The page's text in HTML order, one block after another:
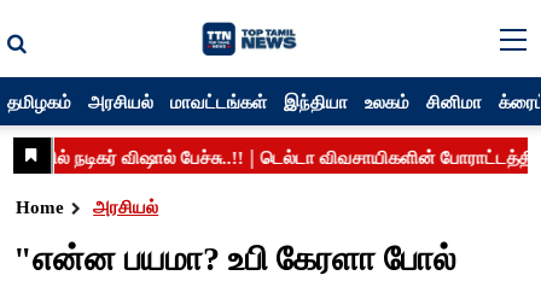
தமிழகம் அரசியல் மாவட்டங்கள் இந்தியா உலகம் சினிமா
Home அரசியல்
"என்ன பயமா? உபி கேரளா போல்